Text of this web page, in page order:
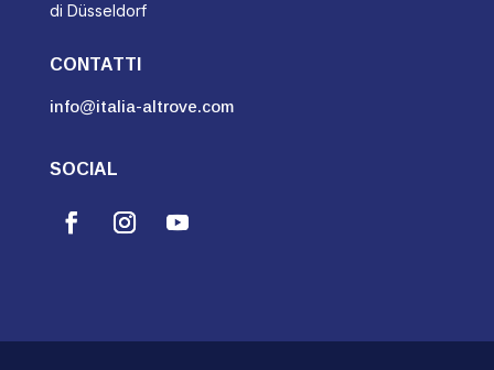
di Düsseldorf
CONTATTI
info@italia-altrove.com
SOCIAL